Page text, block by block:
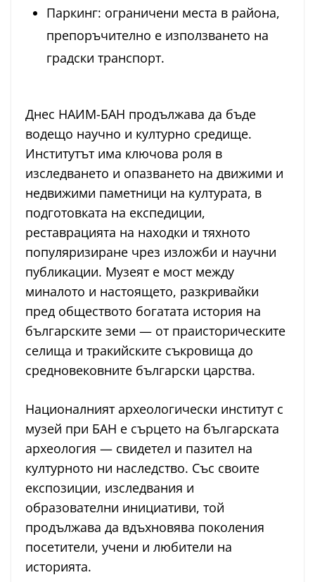
Паркинг: ограничени места в района,
препоръчително е използването на
градски транспорт.
Днес НАИМ-БАН продължава да бъде
водещо научно и културно средище.
Институтът има ключова роля в
изследването и опазването на движими и
недвижими паметници на културата, в
подготовката на експедиции,
реставрацията на находки и тяхното
популяризиране чрез изложби и научни
публикации. Музеят е мост между
миналото и настоящето, разкривайки
пред обществото богатата история на
българските земи — от праисторическите
селища и тракийските съкровища до
средновековните български царства.
Националният археологически институт с
музей при БАН е сърцето на българската
археология — свидетел и пазител на
културното ни наследство. Със своите
експозиции, изследвания и
образователни инициативи, той
продължава да вдъхновява поколения
посетители, учени и любители на
историята.